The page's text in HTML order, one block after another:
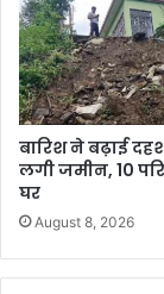
बारिश ने बढ़ाई
लगी जमीन, 10
घर
August 8, 2026